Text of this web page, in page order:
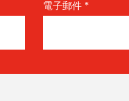
電子郵件 *